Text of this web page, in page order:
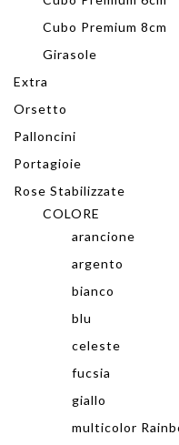
Cubo Premium 8cm
Girasole
Extra
Orsetto
Palloncini
Portagioie
Rose Stabilizzate
COLORE
arancione
argento
bianco
blu
celeste
fucsia
giallo
multicolor